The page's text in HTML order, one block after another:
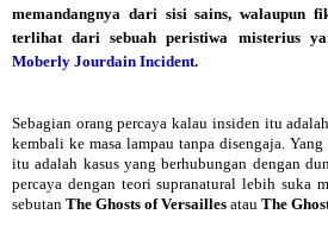
memandangnya dari sisi sains, walaupun
terlihat dari sebuah peristiwa misterius
Moberly Jourdain Incident.
Sebagian orang percaya kalau insiden itu
kembali ke masa lampau tanpa disengaja.
itu adalah kasus yang berhubungan dengan
percaya dengan teori supranatural lebih suka
sebutan The Ghosts of Versailles atau The